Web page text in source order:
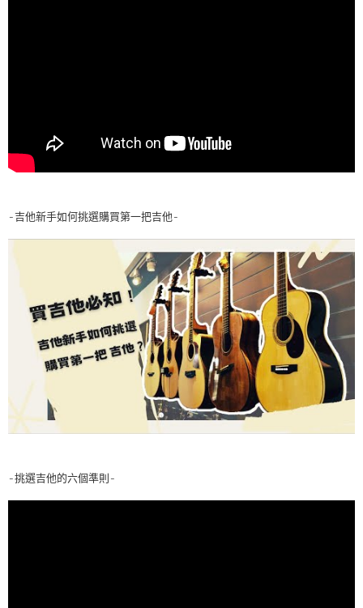
-吉他新手如何挑選購買第一把吉他-
-挑選吉他的六個準則-